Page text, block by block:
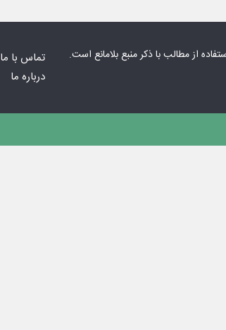
از مطالب با ذکر منبع بلامانع است.
تماس با ما
درباره ما